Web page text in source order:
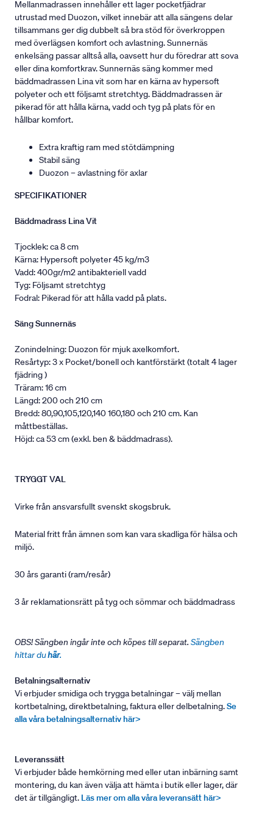
Mellanmadrassen innehåller ett lager pocketfjädrar
utrustad med Duozon, vilket innebär att alla sängens delar
tillsammans ger dig dubbelt så bra stöd för överkroppen
med överlägsen komfort och avlastning. Sunnernäs
enkelsäng passar alltså alla, oavsett hur du föredrar att sova
eller dina komfortkrav. Sunnernäs säng kommer med
bäddmadrassen Lina vit som har en kärna av hypersoft
polyeter och ett följsamt stretchtyg. Bäddmadrassen är
pikerad för att hålla kärna, vadd och tyg på plats för en
hållbar komfort.
Extra kraftig ram med stötdämpning
Stabil säng
Duozon – avlastning för axlar
SPECIFIKATIONER
Bäddmadrass Lina Vit
Tjocklek: ca 8 cm
Kärna: Hypersoft polyeter 45 kg/m3
Vadd: 400gr/m2 antibakteriell vadd
Tyg: Följsamt stretchtyg
Fodral: Pikerad för att hålla vadd på plats.
Säng Sunnernäs
Zonindelning: Duozon för mjuk axelkomfort.
Resårtyp: 3 x Pocket/bonell och kantförstärkt (totalt 4 lager
fjädring )
Träram: 16 cm
Längd: 200 och 210 cm
Bredd: 80,90,105,120,140 160,180 och 210 cm. Kan
måttbeställas.
Höjd: ca 53 cm (exkl. ben & bäddmadrass).
TRYGGT VAL
Virke från ansvarsfullt svenskt skogsbruk.
Material fritt från ämnen som kan vara skadliga för hälsa och
miljö.
30 års garanti (ram/resår)
3 år reklamationsrätt på tyg och sömmar och bäddmadrass
OBS! Sängben ingår inte och köpes till separat. Sängben
hittar duhär.
Betalningsalternativ
Vi erbjuder smidiga och trygga betalningar – välj mellan
kortbetalning, direktbetalning, faktura eller delbetalning.Se
alla våra betalningsalternativ här>
Leveranssätt
Vi erbjuder både hemkörning med eller utan inbärning samt
montering, du kan även välja att hämta i butik eller lager, där
det är tillgängligt. Läs mer om alla våra leveransätt här>